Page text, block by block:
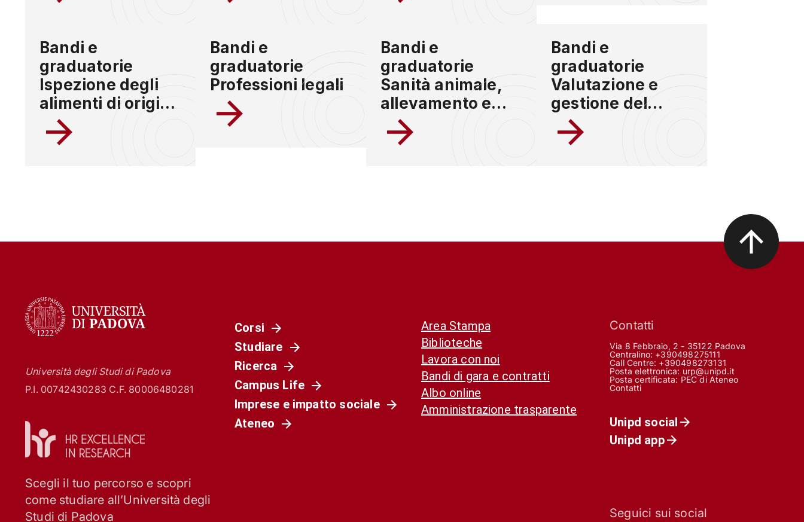
Bandi e
graduatorie
Ispezione degli
alimenti di origine
animale
Bandi e
graduatorie
Professioni legali
Bandi e
graduatorie
Sanità animale,
allevamento e
produzioni
zootecniche
Bandi e
graduatorie
Valutazione e
gestione del
rischio chimico
Università degli Studi di Padova
P.I. 00742430283 C.F. 80006480281
Scegli il tuo percorso e scopri
come studiare all’Università degli
Studi di Padova
Corsi
Studiare
Ricerca
Campus Life
Imprese e impatto sociale
Ateneo
Area Stampa
Biblioteche
Lavora con noi
Bandi di gara e contratti
Albo online
Amministrazione trasparente
Contatti
Via 8 Febbraio, 2 - 35122 Padova
Centralino: +390498275111
Call Centre: +390498273131
Posta elettronica: urp@unipd.it
Posta certificata: PEC di Ateneo
Contatti
Unipd social
Unipd app
Seguici sui social